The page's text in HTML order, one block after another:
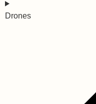
Drones